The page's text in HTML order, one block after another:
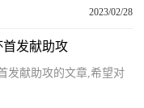
2023/02/28
发献助攻
发献助攻的文章,希望对